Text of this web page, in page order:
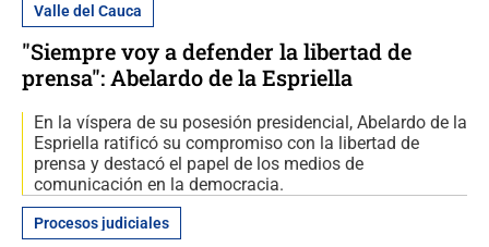
Valle del Cauca
"Siempre voy a defender la libertad de
prensa": Abelardo de la Espriella
En la víspera de su posesión presidencial, Abelardo de la
Espriella ratificó su compromiso con la libertad de
prensa y destacó el papel de los medios de
comunicación en la democracia.
Procesos judiciales